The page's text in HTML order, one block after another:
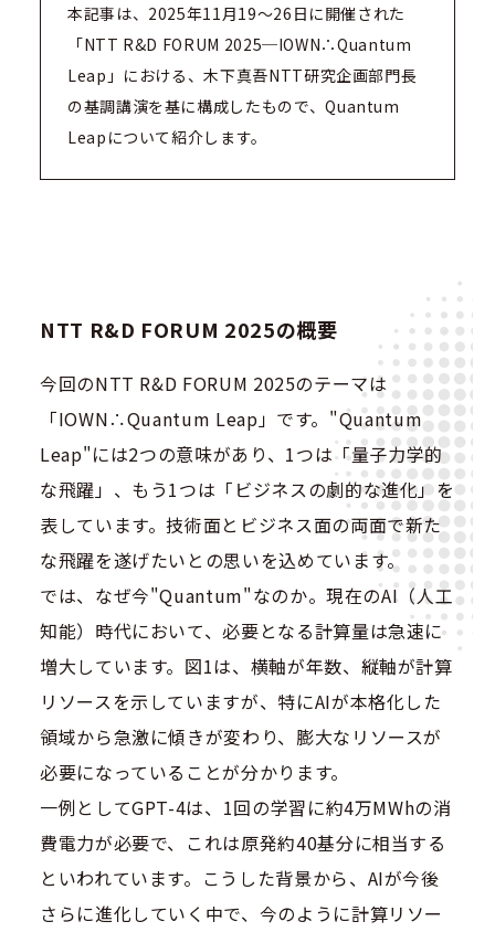
NTT知的財産センタ
本記事は、2025年11月19〜26日に開催された
「NTT R&D FORUM 2025─IOWN∴Quantum
Leap」における、木下真吾NTT研究企画部門長
の基調講演を基に構成したもので、Quantum
Leapについて紹介します。
NTT R&D FORUM 2025の概要
今回のNTT R&D FORUM 2025のテーマは
「IOWN∴Quantum Leap」です。"Quantum
Leap"には2つの意味があり、1つは「量子力学的
な飛躍」、もう1つは「ビジネスの劇的な進化」を
表しています。技術面とビジネス面の両面で新た
な飛躍を遂げたいとの思いを込めています。
では、なぜ今"Quantum"なのか。現在のAI（人工
知能）時代において、必要となる計算量は急速に
増大しています。図1は、横軸が年数、縦軸が計算
リソースを示していますが、特にAIが本格化した
領域から急激に傾きが変わり、膨大なリソースが
必要になっていることが分かります。
一例としてGPT-4は、1回の学習に約4万MWhの消
費電力が必要で、これは原発約40基分に相当する
といわれています。こうした背景から、AIが今後
さらに進化していく中で、今のように計算リソー